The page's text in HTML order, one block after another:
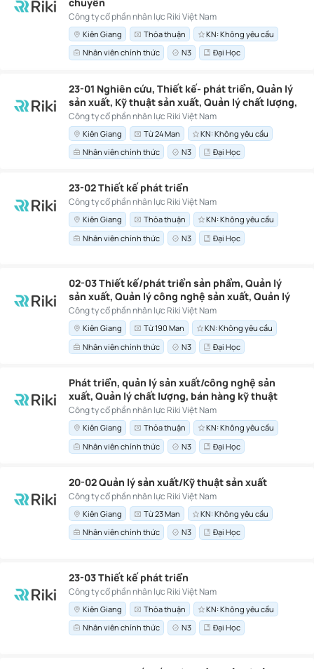
Công ty cổ phần nhân lực Riki Việt Nam
Kiên Giang Thỏa thuận
KN: Không yêu cầu
Nhân viên chính thức
N3 Đại Học
23-01 Nghiên cứu, Thiết kế- phát triển, Quản lý
sản xuất, Kỹ thuật sản xuất, Quản lý chất lượng,
Technical Support, Customer Engineer,
Support Engineer
Công ty cổ phần nhân lực Riki Việt Nam
Kiên Giang Từ 24 Man
KN: Không yêu cầu
Nhân viên chính thức
N3 Đại Học
23-02 Thiết kế phát triển
Công ty cổ phần nhân lực Riki Việt Nam
Kiên Giang Thỏa thuận
KN: Không yêu cầu
Nhân viên chính thức
N3 Đại Học
02-03 Thiết kế/phát triển sản phẩm, Quản lý
sản xuất, Quản lý công nghệ sản xuất, Quản lý
chất lượng
Công ty cổ phần nhân lực Riki Việt Nam
Kiên Giang Từ 190 Man
KN: Không yêu cầu
Nhân viên chính thức
N3 Đại Học
Phát triển, quản lý sản xuất/công nghệ sản
xuất, Quản lý chất lượng, bán hàng kỹ thuật
Công ty cổ phần nhân lực Riki Việt Nam
Kiên Giang Thỏa thuận
KN: Không yêu cầu
Nhân viên chính thức
N3 Đại Học
20-02 Quản lý sản xuất/Kỹ thuật sản xuất
Công ty cổ phần nhân lực Riki Việt Nam
Kiên Giang Từ 23 Man
KN: Không yêu cầu
Nhân viên chính thức
N3 Đại Học
23-03 Thiết kế phát triển
Công ty cổ phần nhân lực Riki Việt Nam
Kiên Giang Thỏa thuận
KN: Không yêu cầu
Nhân viên chính thức
N3 Đại Học